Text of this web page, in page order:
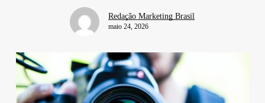
Redação Marketing Brasil
maio 24, 2026